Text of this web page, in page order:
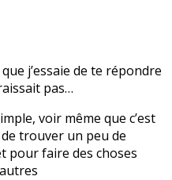
j’essaie de te répondre
pas…
voir même que c’est
trouver un peu de
pour faire des choses